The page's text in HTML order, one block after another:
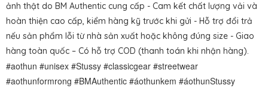
ảnh thật do BM Authentic cung cấp - Cam kết chất lượng vải và
hoàn thiện cao cấp, kiểm hàng kỹ trước khi gửi - Hỗ trợ đổi trả
nếu sản phẩm lỗi từ nhà sản xuất hoặc không đúng size - Giao
hàng toàn quốc – Có hỗ trợ COD (thanh toán khi nhận hàng).
#aothun #unisex #Stussy #classicgear #streetwear
#aothunformrong #BMAuthentic #áothunkem #áothunStussy